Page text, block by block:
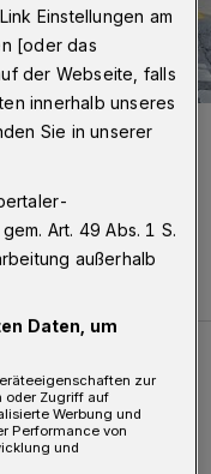
Einstellungen am
[oder das
der Webseite, falls
innerhalb unseres
Sie in unserer
Art. 49 Abs. 1 S.
außerhalb
Daten, um
zur
oder Zugriff auf
Werbung und
Performance von
und